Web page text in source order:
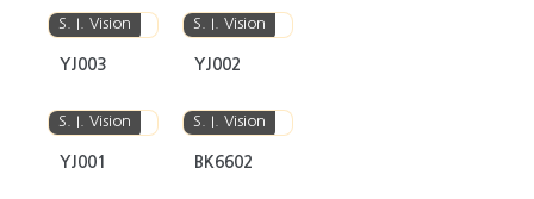
S. I. Vision
YJ003
S. I. Vision
YJ002
S. I. Vision
YJ001
S. I. Vision
BK6602